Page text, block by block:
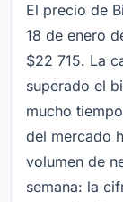
El precio de
18 de enero
$22 715. La
superado el
mucho
del mercado
volumen de
semana: la